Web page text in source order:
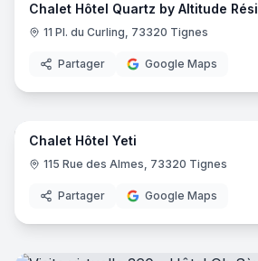
Chalet Hôtel Quartz by Altitude
11 Pl. du Curling, 73320 Tignes
Partager Google Maps
Chalet Hôtel Yeti
115 Rue des Almes, 73320 Tignes
Partager Google Maps